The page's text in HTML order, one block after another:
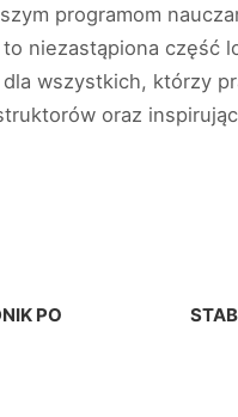
programom
niezastąpiona
wszystkich, którzy
oraz
PO